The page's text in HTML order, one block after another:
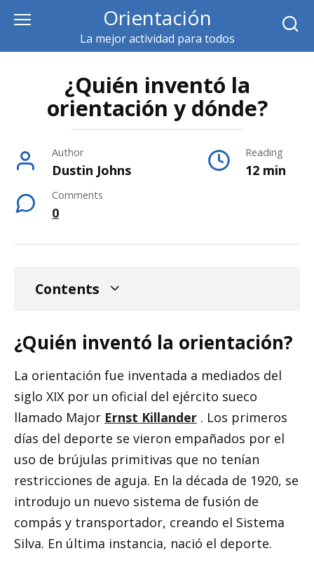
content
Orientación
La mejor actividad para todos
¿Quién inventó la
orientación y dónde?
Author
Dustin Johns
Reading
12 min
Comments
0
Contents
¿Quién inventó la orientación?
La orientación fue inventada a mediados del
siglo XIX por un oficial del ejército sueco
llamado Major Ernst Killander . Los primeros
días del deporte se vieron empañados por el
uso de brújulas primitivas que no tenían
restricciones de aguja. En la década de 1920, se
introdujo un nuevo sistema de fusión de
compás y transportador, creando el Sistema
Silva. En última instancia, nació el deporte.